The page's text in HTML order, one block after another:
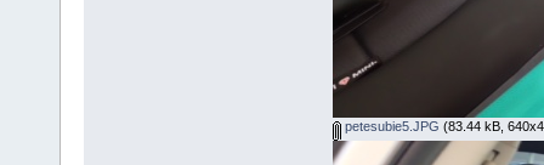
petesubie5.JPG (83.44 kB,